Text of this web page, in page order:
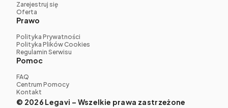
Zarejestruj się
Oferta
Prawo
Polityka Prywatności
Polityka Plików Cookies
Regulamin Serwisu
Pomoc
FAQ
Centrum Pomocy
Kontakt
© 2026 Legavi – Wszelkie prawa zastrzeżone